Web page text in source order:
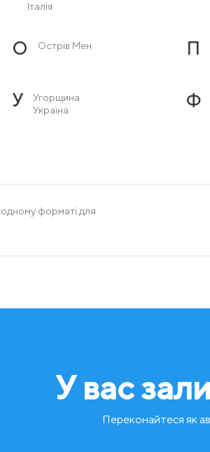
Італія
О Острів Мен П
У
Угорщина
Україна
Ф
форматі для
У вас
Переконайтеся як